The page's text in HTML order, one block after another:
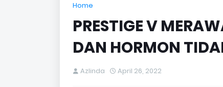
Home
PRESTIGE V
DAN HORMON
Azlinda April 26, 2022